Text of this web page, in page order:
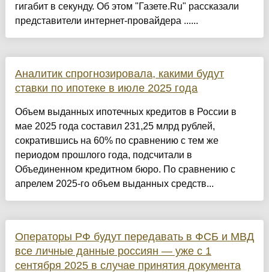
гигабит в секунду. Об этом "Газете.Ru" рассказали
представители интернет-провайдера ......
Аналитик спрогнозировала, какими будут
ставки по ипотеке в июле 2025 года
Объем выданных ипотечных кредитов в России в
мае 2025 года составил 231,25 млрд рублей,
сократившись на 60% по сравнению с тем же
периодом прошлого года, подсчитали в
Объединенном кредитном бюро. По сравнению с
апрелем 2025-го объем выданных средств...
Операторы РФ будут передавать в ФСБ и МВД
все личные данные россиян — уже с 1
сентября 2025 в случае принятия документа